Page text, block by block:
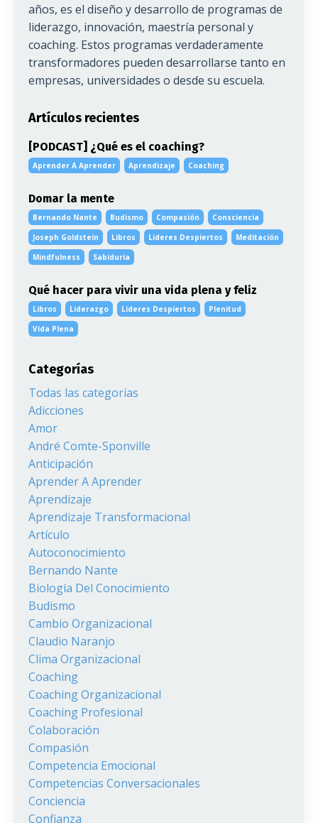
años, es el diseño y desarrollo de programas de
liderazgo, innovación, maestría personal y
coaching. Estos programas verdaderamente
transformadores pueden desarrollarse tanto en
empresas, universidades o desde su escuela.
Artículos recientes
[PODCAST] ¿Qué es el coaching?
Aprender A Aprender Aprendizaje Coaching
Domar la mente
Bernando Nante Budismo Compasión
Consciencia
Joseph Goldstein
Libros Lideres Despiertos
Meditación
Mindfulness
Sabiduría
Qué hacer para vivir una vida plena y feliz
Libros Liderazgo Lideres Despiertos
Plenitud
Vida Plena
Categorías
Todas las categorías
Adicciones
Amor
André Comte-Sponville
Anticipación
Aprender A Aprender
Aprendizaje
Aprendizaje Transformacional
Artículo
Autoconocimiento
Bernando Nante
Biología Del Conocimiento
Budismo
Cambio Organizacional
Claudio Naranjo
Clima Organizacional
Coaching
Coaching Organizacional
Coaching Profesional
Colaboración
Compasión
Competencia Emocional
Competencias Conversacionales
Conciencia
Confianza